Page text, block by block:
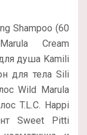
Shampoo (60
Cream
душа Kamili
для тела Sili
Wild Marula
T.L.C. Happi
Sweet Pitti